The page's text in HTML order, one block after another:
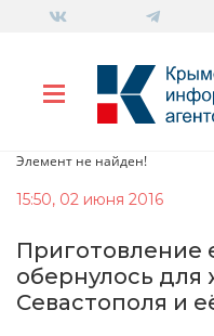
Элемент не найден!
15:50, 02 июня 2016
Приготовление
обернулось
Севастополя и